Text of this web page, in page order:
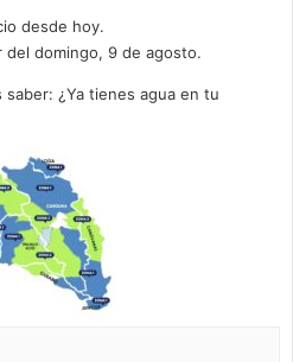
desde hoy.
domingo, 9 de agosto.
saber: ¿Ya tienes agua en tu